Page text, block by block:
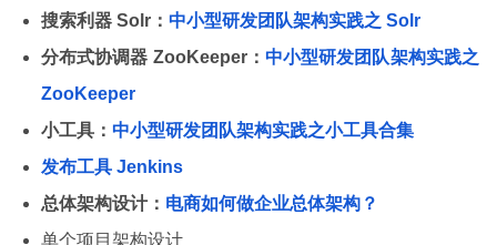
搜索利器 Solr： 中小型研发团队架构实践之 Solr
分布式协调器 ZooKeeper： 中小型研发团队架构实践之
ZooKeeper
小工具： 中小型研发团队架构实践之小工具合集
发布工具 Jenkins
总体架构设计： 电商如何做企业总体架构？
单个项目架构设计